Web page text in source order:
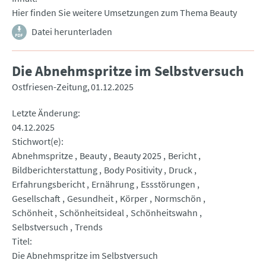
Hier finden Sie weitere Umsetzungen zum Thema Beauty
Datei herunterladen
Die Abnehmspritze im Selbstversuch
Ostfriesen-Zeitung 01.12.2025
Letzte Änderung
04.12.2025
Stichwort(e)
Abnehmspritze Beauty Beauty 2025
Bericht
Bildberichterstattung Body Positivity Druck
Erfahrungsbericht Ernährung Essstörungen
Gesellschaft Gesundheit Körper Normschön
Schönheit Schönheitsideal Schönheitswahn
Selbstversuch Trends
Titel
Die Abnehmspritze im Selbstversuch